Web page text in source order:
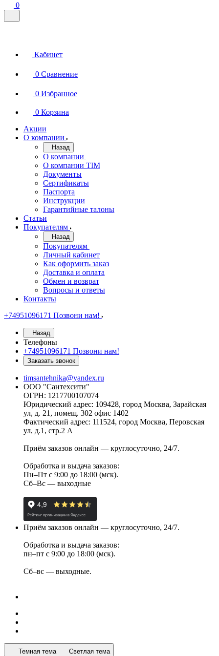
0
Кабинет
0 Сравнение
0 Избранное
0 Корзина
Акции
О компании
Назад
О компании
О компании TIM
Документы
Сертификаты
Паспорта
Инструкции
Гарантийные талоны
Статьи
Покупателям
Назад
Покупателям
Личный кабинет
Как оформить заказ
Доставка и оплата
Обмен и возврат
Вопросы и ответы
Контакты
+74951096171 Позвони нам!
Назад
Телефоны
+74951096171 Позвони нам!
Заказать звонок
timsantehnika@yandex.ru
ООО "Сантехсити"
ОГРН: 1217700107074
Юридический адрес: 109428, город Москва, Зарайская
ул, д. 21, помещ. 302 офис 1402
Фактический адрес: 111524, город Москва, Перовская
ул, д.1, стр.2 А
Приём заказов онлайн — круглосуточно, 24/7.
Обработка и выдача заказов:
Пн–Пт с 9:00 до 18:00 (мск).
Сб–Вс — выходные
Приём заказов онлайн — круглосуточно, 24/7.
Обработка и выдача заказов:
пн–пт с 9:00 до 18:00 (мск).
Сб–вс — выходные.
Темная тема Светлая тема